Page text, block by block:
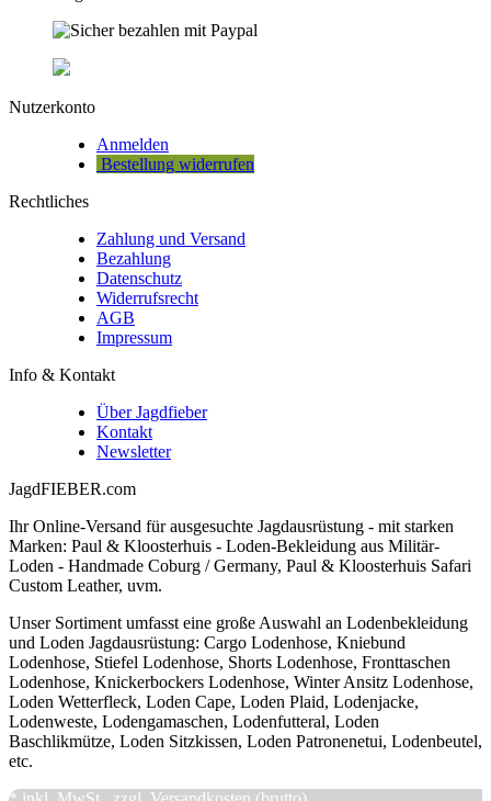
Nutzerkonto
Anmelden
Bestellung widerrufen
Rechtliches
Zahlung und Versand
Bezahlung
Datenschutz
Widerrufsrecht
AGB
Impressum
Info & Kontakt
Über Jagdfieber
Kontakt
Newsletter
JagdFIEBER.com
Ihr Online-Versand für ausgesuchte Jagdausrüstung - mit starken
Marken: Paul & Kloosterhuis - Loden-Bekleidung aus Militär-
Loden - Handmade Coburg / Germany, Paul & Kloosterhuis Safari
Custom Leather, uvm.
Unser Sortiment umfasst eine große Auswahl an Lodenbekleidung
und Loden Jagdausrüstung: Cargo Lodenhose, Kniebund
Lodenhose, Stiefel Lodenhose, Shorts Lodenhose, Fronttaschen
Lodenhose, Knickerbockers Lodenhose, Winter Ansitz Lodenhose,
Loden Wetterfleck, Loden Cape, Loden Plaid, Lodenjacke,
Lodenweste, Lodengamaschen, Lodenfutteral, Loden
Baschlikmütze, Loden Sitzkissen, Loden Patronenetui, Lodenbeutel,
etc.